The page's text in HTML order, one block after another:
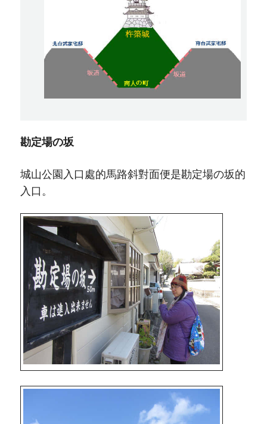
勘定場の坂
城山公園入口處的馬路斜對面便是勘定場の坂的
入口。